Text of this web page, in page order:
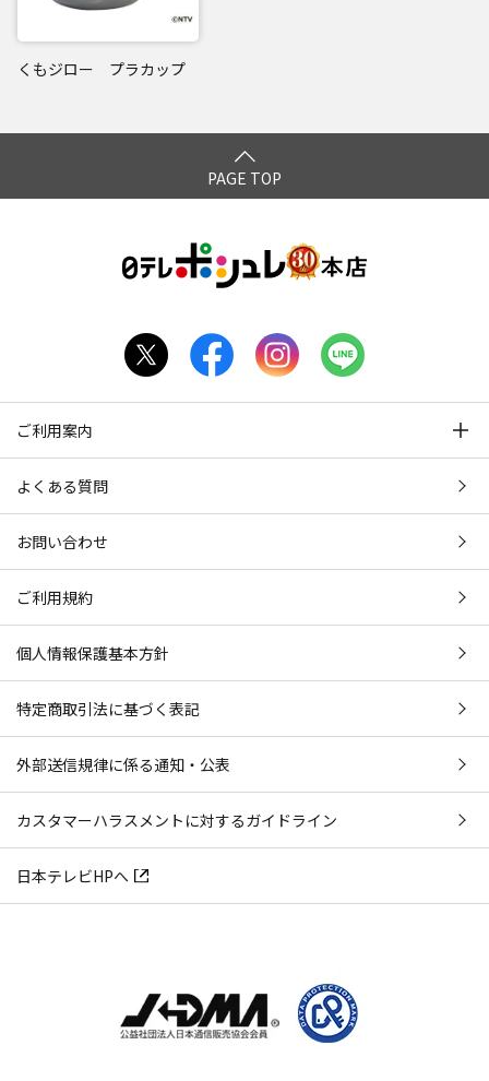
くもジロー プラカップ
PAGE TOP
ご利用案内
よくある質問
お問い合わせ
ご利用規約
個人情報保護基本方針
特定商取引法に基づく表記
外部送信規律に係る通知・公表
カスタマーハラスメントに対するガイドライン
日本テレビHPへ